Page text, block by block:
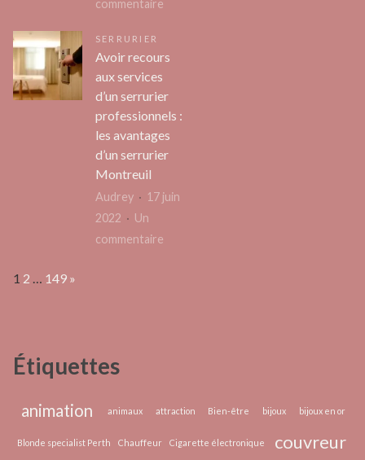
commentaire
André
l’Eure
le
d’Osmoy
SERRURIER
Avoir recours
aux services
d’un serrurier
professionnels :
les avantages
d’un serrurier
Montreuil
Audrey
17 juin
2022
Un
commentaire
:
avantages
Page:
1 2 149 Next
»
Étiquettes
animation animaux attraction Bien-être bijoux bijoux en or
Blonde specialist Perth Chauffeur Cigarette électronique couvreur